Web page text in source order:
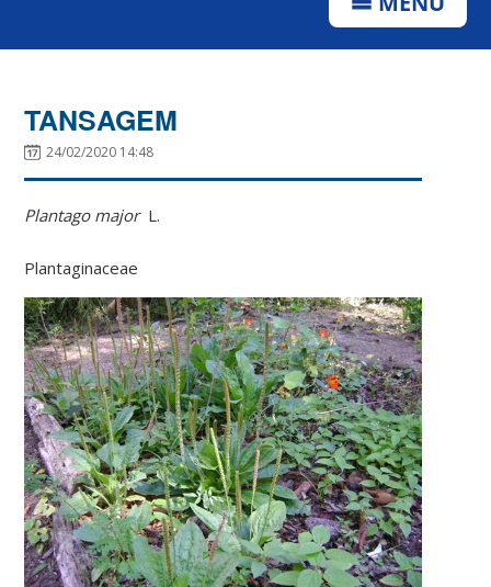
TANSAGEM
24/02/2020 14:48
Plantago majorL.
Plantaginaceae